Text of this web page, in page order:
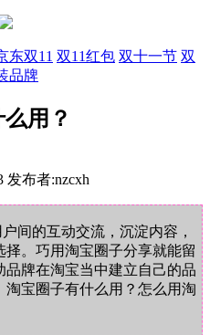
东双11 双11红包 双十一节 双
品牌
用？
发布者:nzcxh
间的互动交流，沉淀内容，
。巧用淘宝圈子分享就能留
牌在淘宝当中建立自己的品
淘宝圈子有什么用？怎么用淘